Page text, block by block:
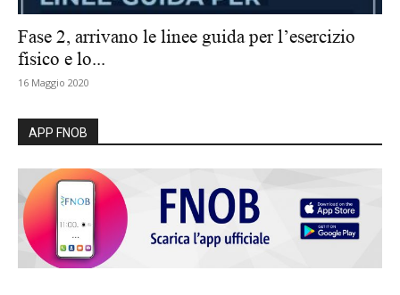
Fase 2, arrivano le linee guida per l’esercizio
fisico e lo...
16 Maggio 2020
APP FNOB